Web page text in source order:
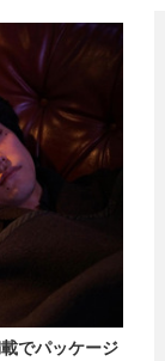
でパッケージ